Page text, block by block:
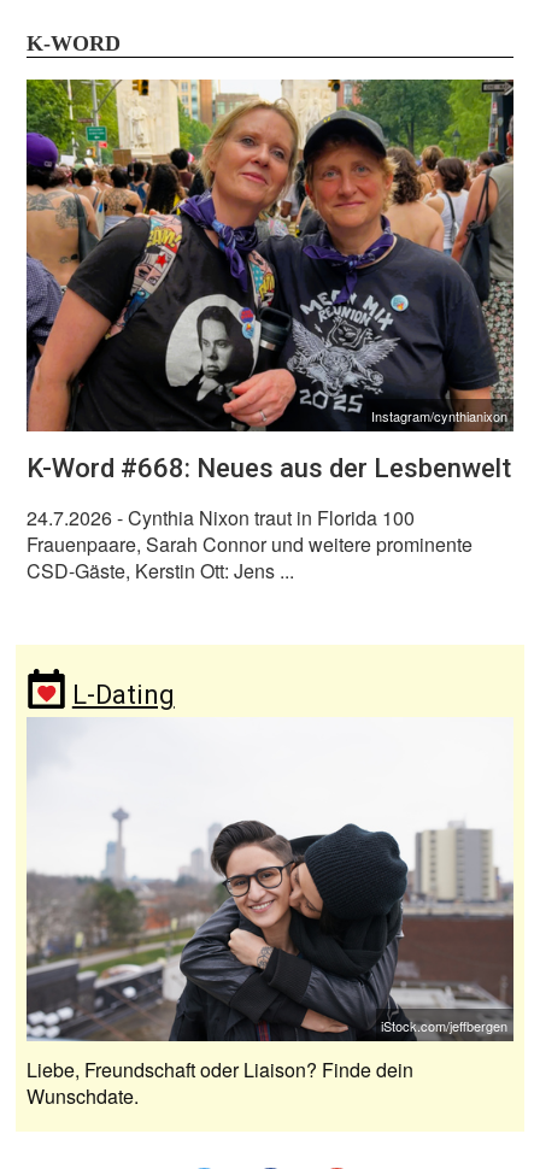
K-WORD
Instagram/cynthianixon
K-Word #668: Neues aus der Lesbenwelt
24.7.2026- Cynthia Nixon traut in Florida 100
Frauenpaare, Sarah Connor und weitere prominente
CSD-Gäste, Kerstin Ott: Jens ...
L-Dating
iStock.com/jeffbergen
Liebe, Freundschaft oder Liaison? Finde dein
Wunschdate.